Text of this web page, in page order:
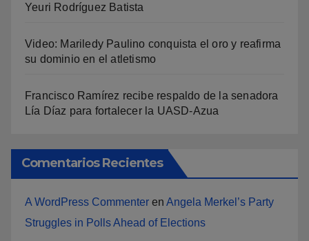
Yeuri Rodríguez Batista
Video: Mariledy Paulino conquista el oro y reafirma
su dominio en el atletismo
Francisco Ramírez recibe respaldo de la senadora
Lía Díaz para fortalecer la UASD-Azua
Comentarios Recientes
A WordPress Commenter en Angela Merkel’s Party
Struggles in Polls Ahead of Elections